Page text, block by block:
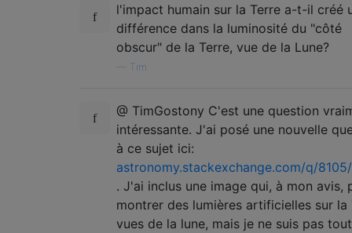
l'impact humain sur la Terre a-t-il créé
différence dans la luminosité du "côté
obscur" de la Terre, vue de la Lune?
Tim
@ TimGostony C'est une question
intéressante. J'ai posé une nouvelle
à ce sujet ici:
astronomy.stackexchange.com/q/
. J'ai inclus une image qui, à mon avis,
montrer des lumières artificielles sur la
vues de la lune, mais je ne suis pas